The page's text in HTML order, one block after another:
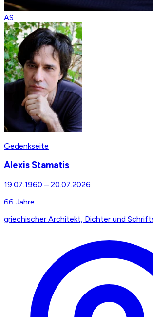
AS
Gedenkseite
Alexis Stamatis
19.07.1960 – 20.07.2026
66 Jahre
griechischer Architekt, Dichter und